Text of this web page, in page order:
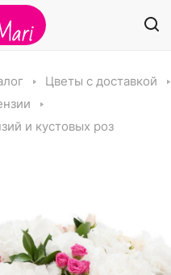
Цветы с доставкой
и кустовых роз